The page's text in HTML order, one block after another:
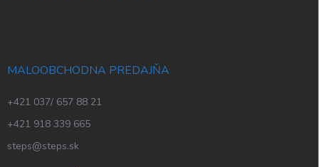
MALOOBCHODNA PREDAJŇA
+421 037/ 657 88 21
+421 918 339 665
steps@steps.sk